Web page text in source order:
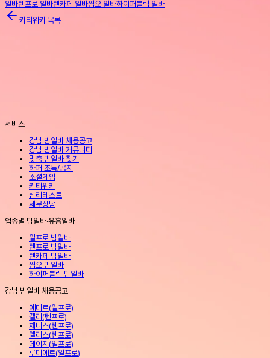
알바텐프로 알바텐카페 알바쩜오 알바하이퍼블릭 알바
키티위키 목록
서비스
강남 밤알바 채용공고
강남 밤알바 커뮤니티
맞춤 밤알바 찾기
하퍼 초톡/공지
소셜게임
키티위키
심리테스트
세무상담
업종별 밤알바·유흥알바
일프로 밤알바
텐프로 밤알바
텐카페 밤알바
쩜오 밤알바
하이퍼블릭 밤알바
강남 밤알바 채용공고
에테르(일프로)
켈리(텐프로)
제니스(텐프로)
엘리스(텐프로)
데이지(일프로)
루미에르(일프로)